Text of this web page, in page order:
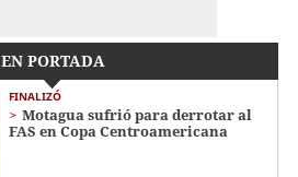
EN PORTADA
FINALIZÓ
Motagua sufrió para derrotar al
FAS en Copa Centroamericana